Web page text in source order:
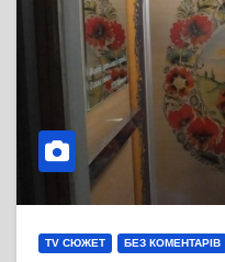
TV СЮЖЕТ БЕЗ КОМЕНТАРІВ